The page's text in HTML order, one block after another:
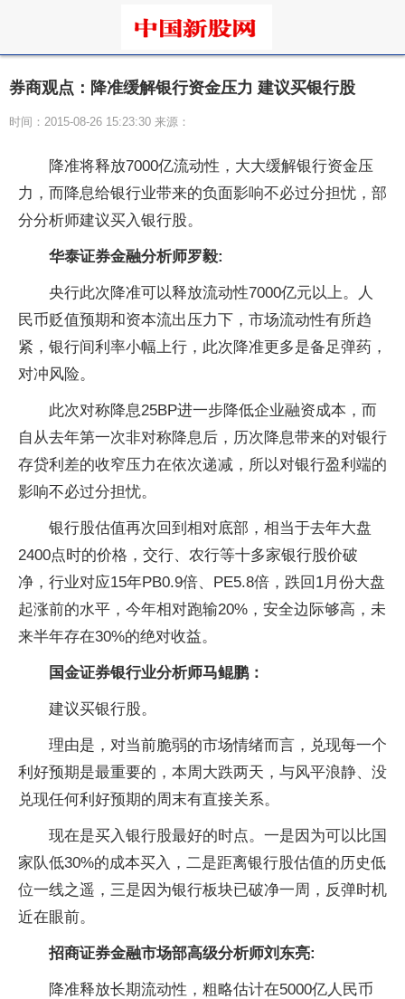
券商观点：降准缓解银行资金压力 建议买银行股
时间：2015-08-26 15:23:30 来源：
降准将释放7000亿流动性，大大缓解银行资金压
力，而降息给银行业带来的负面影响不必过分担忧，部
分分析师建议买入银行股。
华泰证券金融分析师罗毅:
央行此次降准可以释放流动性7000亿元以上。人
民币贬值预期和资本流出压力下，市场流动性有所趋
紧，银行间利率小幅上行，此次降准更多是备足弹药，
对冲风险。
此次对称降息25BP进一步降低企业融资成本，而
自从去年第一次非对称降息后，历次降息带来的对银行
存贷利差的收窄压力在依次递减，所以对银行盈利端的
影响不必过分担忧。
银行股估值再次回到相对底部，相当于去年大盘
2400点时的价格，交行、农行等十多家银行股价破
净，行业对应15年PB0.9倍、PE5.8倍，跌回1月份大盘
起涨前的水平，今年相对跑输20%，安全边际够高，未
来半年存在30%的绝对收益。
国金证券银行业分析师马鲲鹏：
建议买银行股。
理由是，对当前脆弱的市场情绪而言，兑现每一个
利好预期是最重要的，本周大跌两天，与风平浪静、没
兑现任何利好预期的周末有直接关系。
现在是买入银行股最好的时点。一是因为可以比国
家队低30%的成本买入，二是距离银行股估值的历史低
位一线之遥，三是因为银行板块已破净一周，反弹时机
近在眼前。
招商证券金融市场部高级分析师刘东亮:
降准释放长期流动性，粗略估计在5000亿人民币